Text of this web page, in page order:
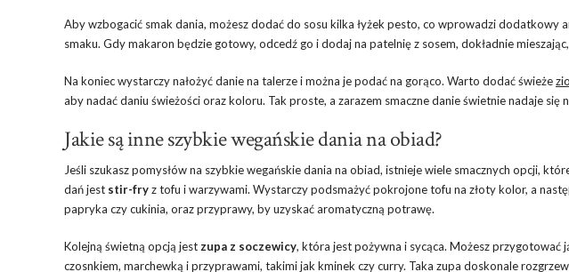
Aby wzbogacić smak dania, możesz dodać do sosu kilka łyżek pesto, co wprowadzi
smaku. Gdy makaron będzie gotowy, odcedź go i dodaj na patelnię z sosem, dokładnie
Na koniec wystarczy nałożyć danie na talerze i można je podać na gorąco. Warto dodać świeże
aby nadać daniu świeżości oraz koloru. Tak proste, a zarazem smaczne danie świetnie nadaje się
Jakie są inne szybkie wegańskie dania na obiad?
Jeśli szukasz pomysłów na szybkie wegańskie dania na obiad, istnieje wiele smacznych opcji,
dań jest stir-fryz tofu i warzywami. Wystarczy podsmażyć pokrojone tofu na złoty kolor, a
papryka czy cukinia, oraz przyprawy, by uzyskać aromatyczną potrawę.
Kolejną świetną opcją jestzupa z soczewicy, która jest pożywna i sycąca. Możesz przygotować
czosnkiem, marchewką i przyprawami, takimi jak kminek czy curry. Taka zupa doskonale